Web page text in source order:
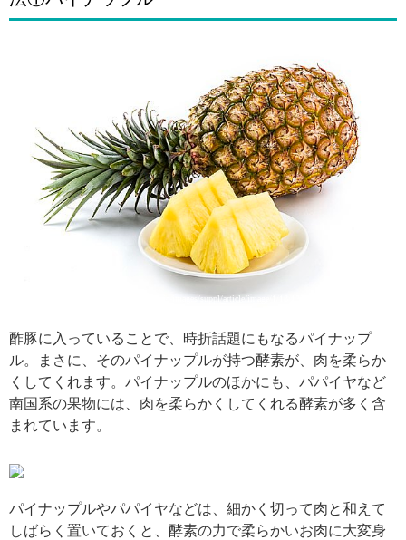
引用: https://storage.tenki.jp/storage/static-images/suppl/article/image/1/13/135/13531/1/large.jpg
酢豚に入っていることで、時折話題にもなるパイナップ
ル。まさに、そのパイナップルが持つ酵素が、肉を柔らか
くしてくれます。パイナップルのほかにも、パパイヤなど
南国系の果物には、肉を柔らかくしてくれる酵素が多く含
まれています。
パイナップルやパパイヤなどは、細かく切って肉と和えて
しばらく置いておくと、酵素の力で柔らかいお肉に大変身